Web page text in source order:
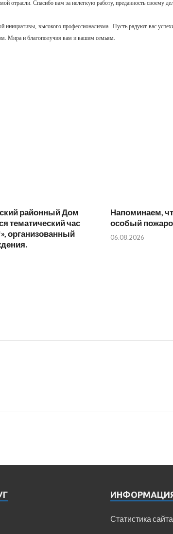
отрасли. Спасибо вам за нелегкую работу, преданность своему
высокого профессионализма. Пусть радуют вас
Мира и благополучия вам и вашим семьям.
районный Дом
тематический час
организованный
Напоминаем,
особый
06.08.2026
Статистика сайта